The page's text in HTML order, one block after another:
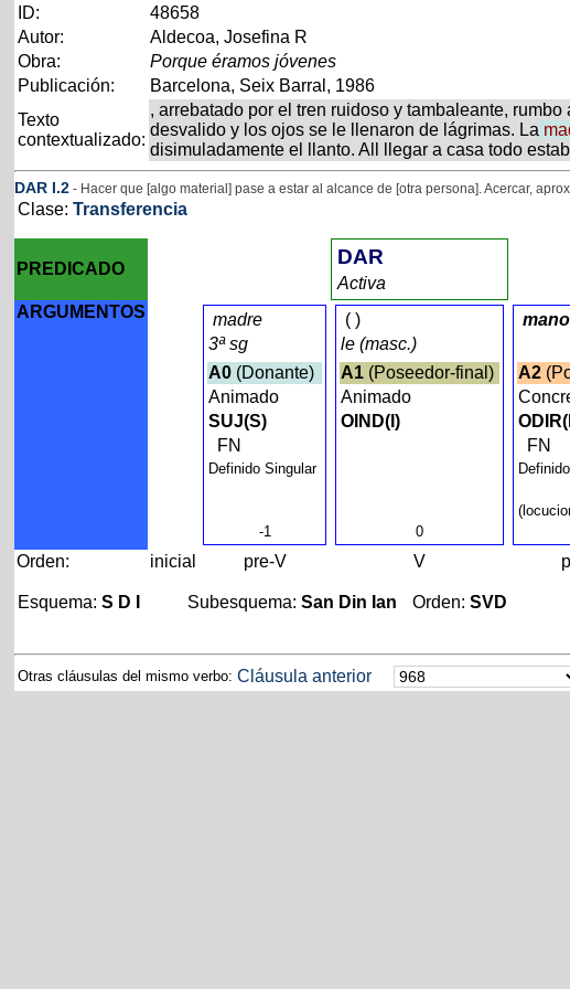
ID:
48658
Autor:
Aldecoa, Josefina R
Obra:
Porque éramos jóvenes
Publicación:
Barcelona, Seix Barral, 1986
Texto
contextualizado:
, arrebatado por el tren ruidoso y tambaleante,
desvalido y los ojos se le llenaron de lágrimas. La
disimuladamente el llanto. All llegar a casa todo
DAR I.2 - Hacer que [algo material] pase a estar al alcance de [otra persona]. Acercar,
Clase:Transferencia
PREDICADO
DAR
Activa
ARGUMENTOS
madre
3ª sg
A0 (Donante)
Animado
SUJ(S)
FN
Definido Singular
-1
( )
le (masc.)
A1 (Poseedor-final)
Animado
OIND(I)
0
mano
A2
FN
Orden: inicial pre-V V
Esquema: S D I Subesquema:San Din Ian Orden:SVD
Otras cláusulas del mismo verbo: Cláusula anterior